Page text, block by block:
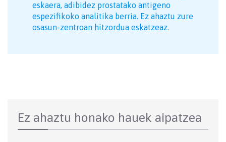
eskaera, adibidez prostatako antigeno
espezifikoko analitika berria. Ez ahaztu zure
osasun-zentroan hitzordua eskatzeaz.
Ez ahaztu honako hauek aipatzea